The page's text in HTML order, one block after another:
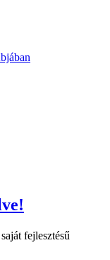
fejlesztésű